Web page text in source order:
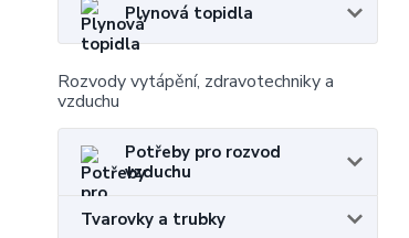
Plynová topidla
Rozvody vytápění, zdravotechniky a
vzduchu
Potřeby pro rozvod
vzduchu
Tvarovky a trubky